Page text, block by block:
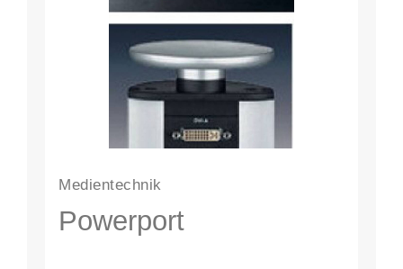
Medientechnik
Powerport